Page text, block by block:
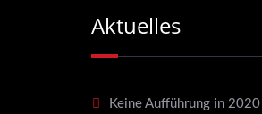
Aktuelles
Keine Aufführung in 2020